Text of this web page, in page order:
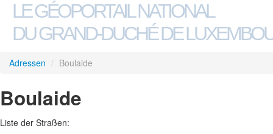
LE GÉOPORTAIL NATIONAL
DU GRAND-DUCHÉ DE
Adressen / Boulaide
Boulaide
Liste der Straßen: